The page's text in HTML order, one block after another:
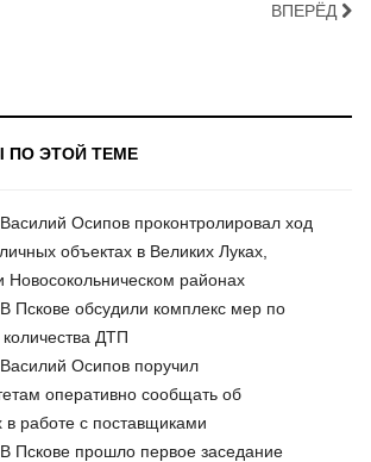
ВПЕРЁД
ПО ЭТОЙ ТЕМЕ
Осипов проконтролировал ход
объектах в Великих Луках,
Новосокольническом районах
Пскове обсудили комплекс мер по
ДТП
Осипов поручил
оперативно сообщать об
в работе с поставщиками
Пскове прошло первое заседание